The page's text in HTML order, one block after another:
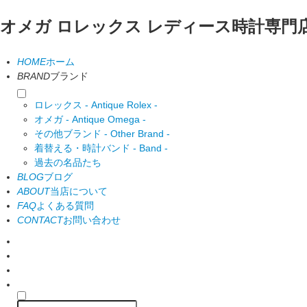
オメガ ロレックス レディース時計専門
HOMEホーム
BRANDブランド
ロレックス - Antique Rolex -
オメガ - Antique Omega -
その他ブランド - Other Brand -
着替える・時計バンド - Band -
過去の名品たち
BLOGブログ
ABOUT当店について
FAQよくある質問
CONTACTお問い合わせ